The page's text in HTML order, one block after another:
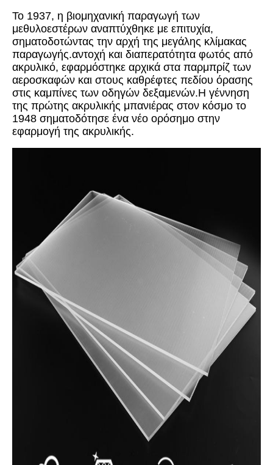
Το 1937, η βιομηχανική παραγωγή των
μεθυλοεστέρων αναπτύχθηκε με επιτυχία,
σηματοδοτώντας την αρχή της μεγάλης κλίμακας
παραγωγής.αντοχή και διαπερατότητα φωτός από
ακρυλικό, εφαρμόστηκε αρχικά στα παρμπρίζ των
αεροσκαφών και στους καθρέφτες πεδίου όρασης
στις καμπίνες των οδηγών δεξαμενών.Η γέννηση
της πρώτης ακρυλικής μπανιέρας στον κόσμο το
1948 σηματοδότησε ένα νέο ορόσημο στην
εφαρμογή της ακρυλικής.